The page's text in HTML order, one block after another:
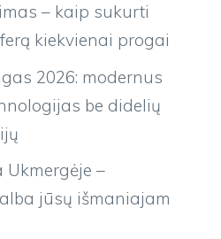
– kaip sukurti
kiekvienai progai
2026: modernus
be didelių
Ukmergėje –
jūsų išmaniajam